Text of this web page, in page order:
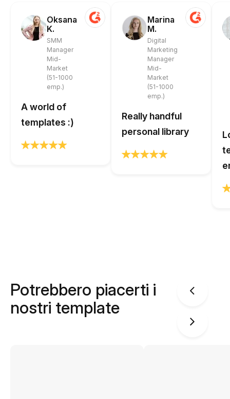
Oksana
K.
SMM
Manager
Mid-
Market
(51-1000
emp.)
A world of
templates :)
Marina
M.
Digital
Marketing
Manager
Mid-
Market
(51-1000
emp.)
Really handful
personal library
Potrebbero piacerti i
nostri template